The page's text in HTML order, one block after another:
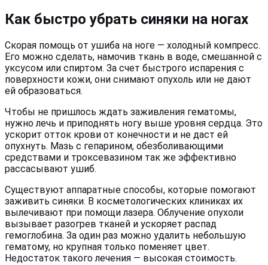
Как быстро убрать синяки на ногах
Скорая помощь от ушиба на ноге — холодный компресс.
Его можно сделать, намочив ткань в воде, смешанной с
уксусом или спиртом. За счет быстрого испарения с
поверхности кожи, они снимают опухоль или не дают
ей образоваться.
Чтобы не пришлось ждать заживления гематомы,
нужно лечь и приподнять ногу выше уровня сердца. Это
ускорит отток крови от конечности и не даст ей
опухнуть. Мазь с гепарином, обезболивающими
средствами и троксевазином так же эффективно
рассасывают ушиб.
Существуют аппаратные способы, которые помогают
заживить синяки. В косметологических клиниках их
вылечивают при помощи лазера. Облучение опухоли
вызывает разогрев тканей и ускоряет распад
гемоглобина. За один раз можно удалить небольшую
гематому, но крупная только поменяет цвет.
Недостаток такого лечения — высокая стоимость.